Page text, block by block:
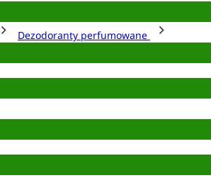
Dezodoranty perfumowane